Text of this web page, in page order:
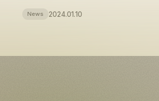
News 2024.01.10